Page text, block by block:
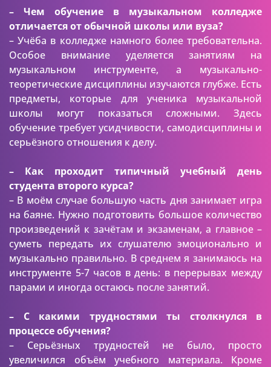
– Чем обучение в музыкальном колледже
отличается от обычной школы или вуза?
– Учёба в колледже намного более требовательна.
Особое внимание уделяется занятиям на
музыкальном инструменте, а музыкально-
теоретические дисциплины изучаются глубже. Есть
предметы, которые для ученика музыкальной
школы могут показаться сложными. Здесь
обучение требует усидчивости, самодисциплины и
серьёзного отношения к делу.
– Как проходит типичный учебный день
студента второго курса?
– В моём случае большую часть дня занимает игра
на баяне. Нужно подготовить большое количество
произведений к зачётам и экзаменам, а главное –
суметь передать их слушателю эмоционально и
музыкально правильно. В среднем я занимаюсь на
инструменте 5-7 часов в день: в перерывах между
парами и иногда остаюсь после занятий.
– С какими трудностями ты столкнулся в
процессе обучения?
– Серьёзных трудностей не было, просто
увеличился объём учебного материала. Кроме